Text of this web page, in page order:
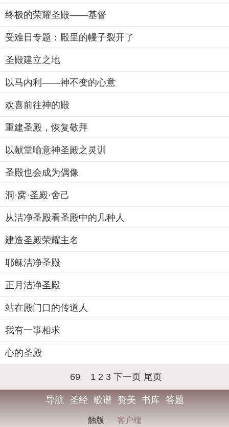
终极的荣耀圣殿——基督
受难日专题：殿里的幔子裂开了
圣殿建立之地
以马内利——神不变的心意
欢喜前往神的殿
重建圣殿，恢复敬拜
以献堂喻意神圣殿之灵训
圣殿也会成为偶像
洞·窝·圣殿·舍己
从洁净圣殿看圣殿中的几种人
建造圣殿荣耀主名
耶稣洁净圣殿
正月洁净圣殿
站在殿门口的传道人
我有一事相求
心的圣殿
69 1 2 3 下一页 尾页
导航 圣经 歌谱 赞美 书库 答题
触版 客户端